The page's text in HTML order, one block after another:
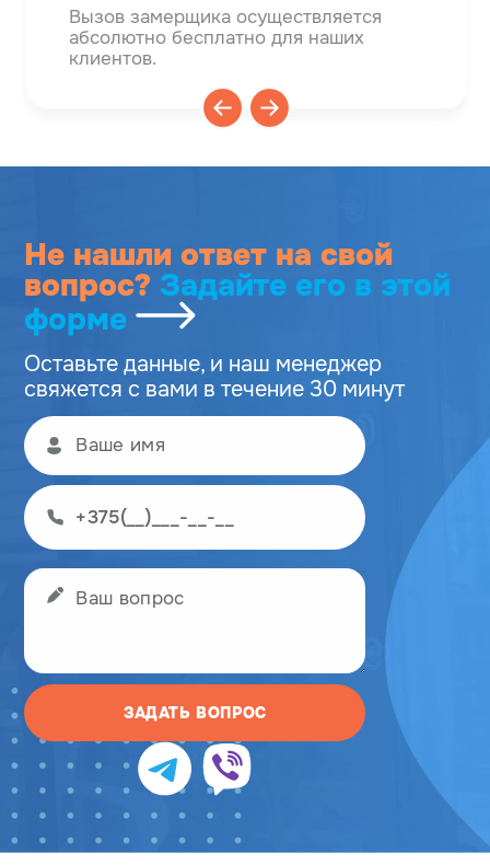
Вызов замерщика осуществляется
абсолютно бесплатно для наших
клиентов.
Не нашли ответ на свой
вопрос? Задайте его в этой
форме
Оставьте данные, и наш менеджер
свяжется с вами в течение 30 минут
ЗАДАТЬ ВОПРОС